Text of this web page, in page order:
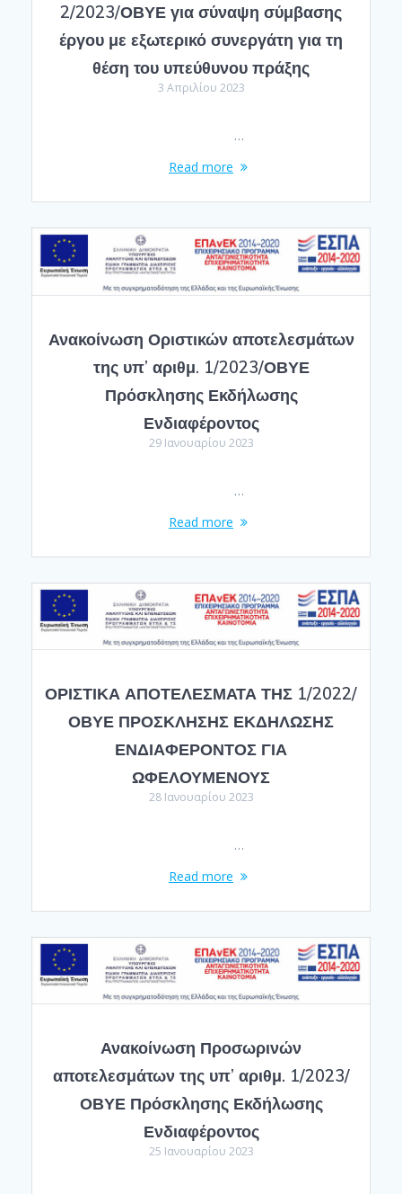
2/2023/ΟΒΥΕ για σύναψη σύμβασης
έργου με εξωτερικό συνεργάτη για τη
θέση του υπεύθυνου πράξης
3 Απριλίου 2023
…
Read more
Ανακοίνωση Οριστικών αποτελεσμάτων
της υπ’ αριθμ. 1/2023/ΟΒΥΕ
Πρόσκλησης Εκδήλωσης
Ενδιαφέροντος
29 Ιανουαρίου 2023
…
Read more
ΟΡΙΣΤΙΚΑ ΑΠΟΤΕΛΕΣΜΑΤΑ ΤΗΣ 1/2022/
ΟΒΥΕ ΠΡΟΣΚΛΗΣΗΣ ΕΚΔΗΛΩΣΗΣ
ΕΝΔΙΑΦΕΡΟΝΤΟΣ ΓΙΑ
ΩΦΕΛΟΥΜΕΝΟΥΣ
28 Ιανουαρίου 2023
…
Read more
Ανακοίνωση Προσωρινών
αποτελεσμάτων της υπ’ αριθμ. 1/2023/
ΟΒΥΕ Πρόσκλησης Εκδήλωσης
Ενδιαφέροντος
25 Ιανουαρίου 2023